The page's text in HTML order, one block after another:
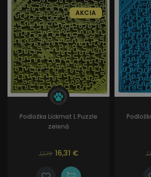
Podložka Lickmat L Puzzle
zelená
17,73 16,31 €
AKCIA